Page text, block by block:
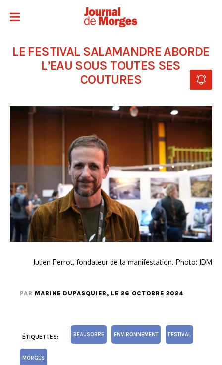
LE FESTIVAL SALAMANDRE ABORDE
L’EAU SOUS TOUTES SES
COUTURES
Julien Perrot, fondateur de la manifestation. Photo: JDM
PAR MARINE DUPASQUIER, LE 26 OCTOBRE 2024
ÉTIQUETTES: BEAUSOBRE ENVIRONNEMENT FESTIVAL
MORGES